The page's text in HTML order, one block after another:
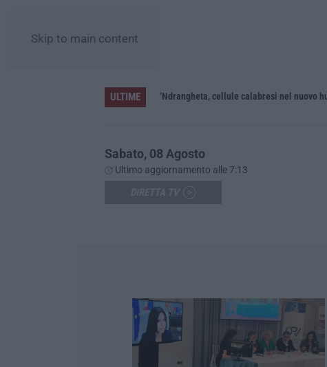
Skip to main content
ULTIME
Sabato, 08 Agosto
Ultimo aggiornamento alle 7:13